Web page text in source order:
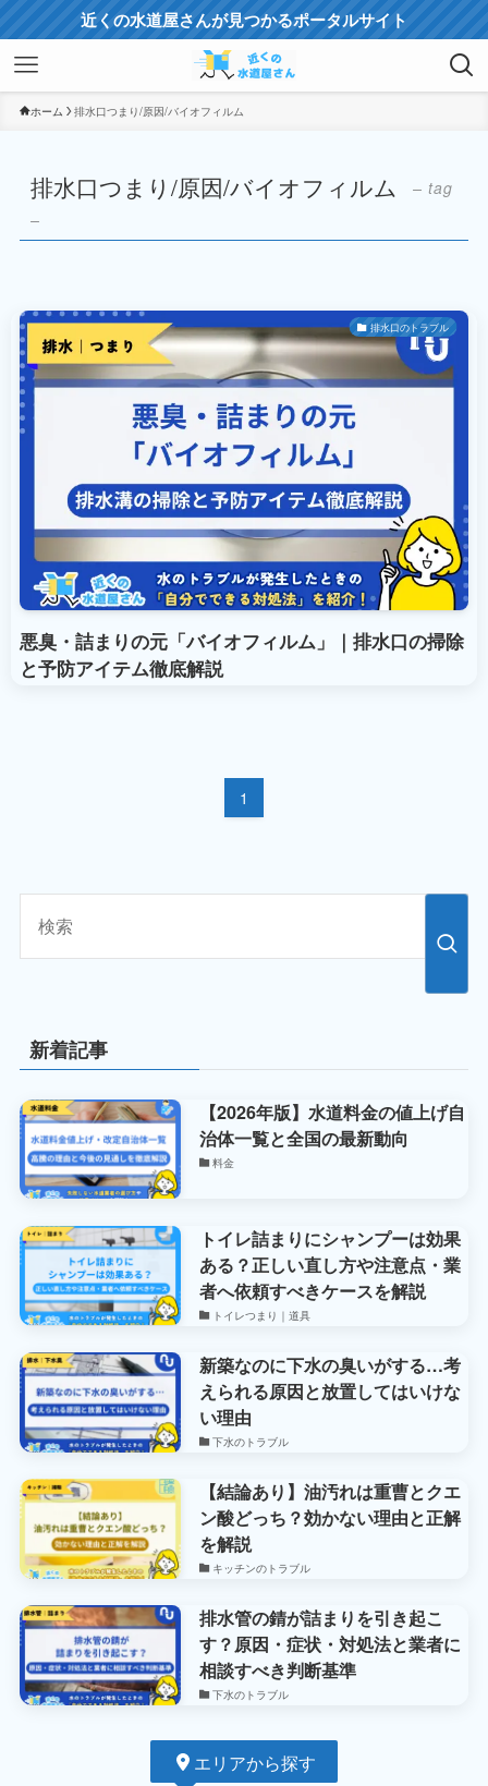
近くの水道屋さんが見つかるポータルサイト
ホーム 排水口つまり/原因/バイオフィルム
排水口つまり/原因/バイオフィルム
– tag
–
排水口のトラブル
悪臭・詰まりの元「バイオフィルム」｜排水口の掃除
と予防アイテム徹底解説
1
新着記事
【2026年版】水道料金の値上げ自
治体一覧と全国の最新動向
料金
トイレ詰まりにシャンプーは効果
ある？正しい直し方や注意点・業
者へ依頼すべきケースを解説
トイレつまり｜道具
新築なのに下水の臭いがする…考
えられる原因と放置してはいけな
い理由
下水のトラブル
【結論あり】油汚れは重曹とクエ
ン酸どっち？効かない理由と正解
を解説
キッチンのトラブル
排水管の錆が詰まりを引き起こ
す？原因・症状・対処法と業者に
相談すべき判断基準
下水のトラブル
エリアから探す